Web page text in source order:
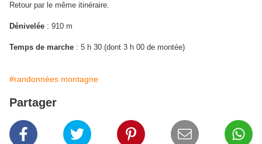
Retour par le même itinéraire.
Dénivelée : 910 m
Temps de marche : 5 h 30 (dont 3 h 00 de montée)
#randonnées montagne
Partager